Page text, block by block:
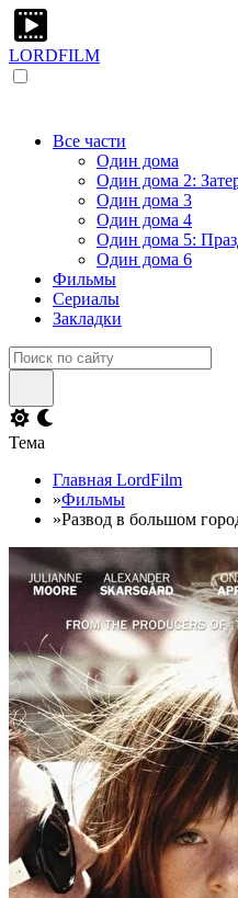
LORDFILM
Все части
Один дома
Один дома 2:
Один дома 3
Один дома 4
Один дома 5:
Один дома 6
Фильмы
Сериалы
Закладки
Тема
Главная LordFilm
»Фильмы
»Развод в большом